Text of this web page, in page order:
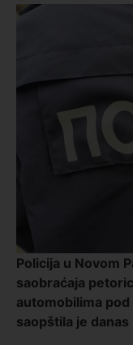
Policija u Novom
saobraćaja
automobilima
saopštila je